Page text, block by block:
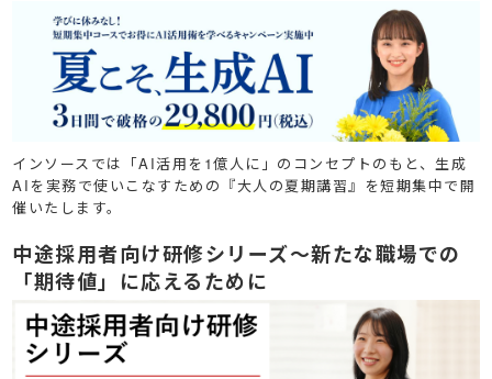
インソースでは「AI活用を1億人に」のコンセプトのもと、生成
AIを実務で使いこなすための『大人の夏期講習』を短期集中で開
催いたします。
中途採用者向け研修シリーズ～新たな職場での
「期待値」に応えるために